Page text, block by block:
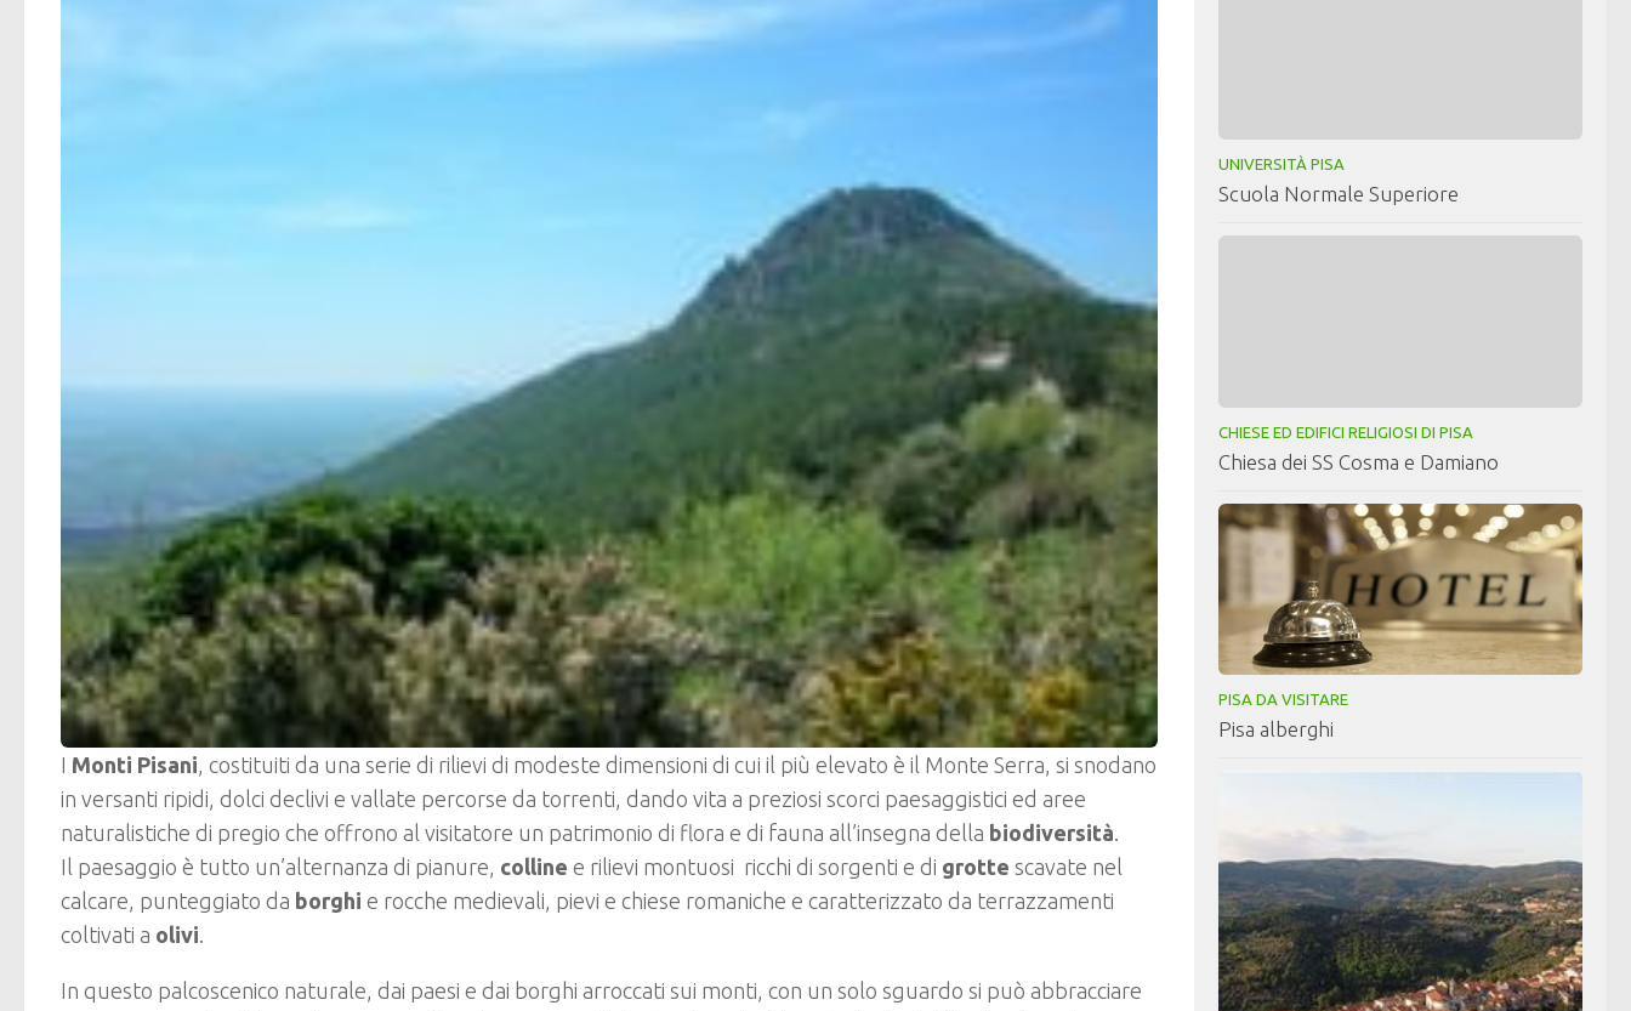
I Monti Pisani, costituiti da una serie di rilievi di modeste dimensioni di cui il più elevato è il Monte Serra, si snodano
in versanti ripidi, dolci declivi e vallate percorse da torrenti, dando vita a preziosi scorci paesaggistici ed aree
naturalistiche di pregio che offrono al visitatore un patrimonio di flora e di fauna all’insegna della biodiversità.
Il paesaggio è tutto un’alternanza di pianure, colline e rilievi montuosi ricchi di sorgenti e di grotte scavate nel
calcare, punteggiato da borghi e rocche medievali, pievi e chiese romaniche e caratterizzato da terrazzamenti
coltivati a olivi.
In questo palcoscenico naturale, dai paesi e dai borghi arroccati sui monti, con un solo sguardo si può abbracciare
UNIVERSITÀ PISA
Scuola Normale Superiore
CHIESE ED EDIFICI RELIGIOSI DI PISA
Chiesa dei SS Cosma e Damiano
PISA DA VISITARE
Pisa alberghi